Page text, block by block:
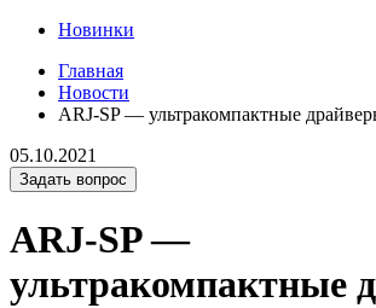
Новинки
Главная
Новости
ARJ-SP — ультракомпактные
05.10.2021
Задать вопрос
ARJ-SP —
ультракомпактные